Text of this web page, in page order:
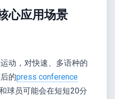
心应用场景
动，对快速、多语种的
的press conference
球员可能会在短短20分